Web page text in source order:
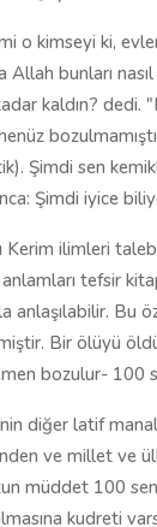
o kimseyi ki,
Allah bunları
kaldın? dedi.
Şimdi sen
Şimdi iyice
Kerim ilimleri
anlamları tefsir
anlaşılabilir. Bu
Bir ölüyü
bozulur- 100
diğer latif
ve millet ve
müddet 100
kudreti